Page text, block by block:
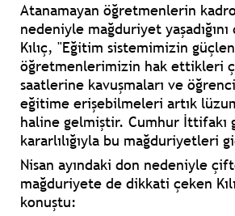
Atanamayan öğretmenlerin
nedeniyle mağduriyet
Kılıç, "Eğitim sistemimizin
öğretmenlerimizin hak ettikleri
saatlerine kavuşmaları ve
eğitime erişebilmeleri artık
haline gelmiştir. Cumhur İttifakı
kararlılığıyla bu mağduriyetleri
Nisan ayındaki don nedeniyle
mağduriyete de dikkati çeken
konuştu: